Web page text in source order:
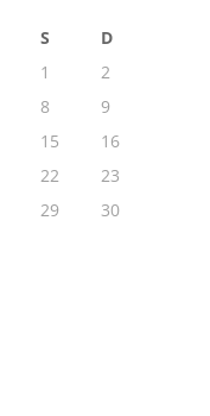
S
D
1
2
8
9
15
16
22
23
29
30